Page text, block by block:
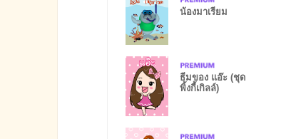
น้องมาเรียม
ธีมของ แอ๊ะ (ชุด
พิ้งกี้เกิลล์)